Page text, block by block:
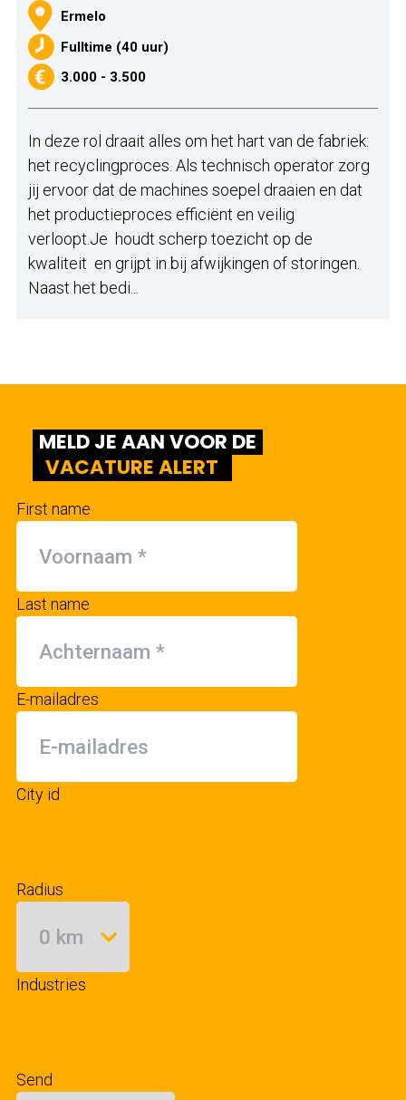
Ermelo
Fulltime (40 uur)
3.000 - 3.500
In deze rol draait alles om het hart van de fabriek:
het recyclingproces. Als technisch operator zorg
jij ervoor dat de machines soepel draaien en dat
het productieproces efficiënt en veilig
verloopt.Je houdt scherp toezicht op de
kwaliteit en grijpt in bij afwijkingen of storingen.
Naast het bedi...
MELD JE AAN VOOR DE
VACATURE ALERT
First name
Last name
E-mailadres
City id
Radius
Industries
Send